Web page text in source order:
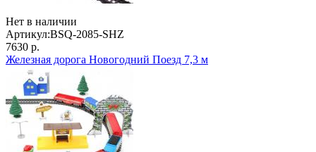
Нет в наличии
Артикул:BSQ-2085-SHZ
7630 р.
Железная дорога Новогодний Поезд 7,3 м